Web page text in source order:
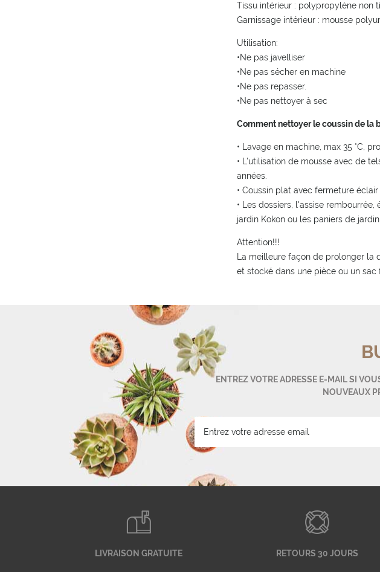
Tissu intérieur : polypropylène non
Garnissage intérieur : mousse
Utilisation:
•Ne pas javelliser
•Ne pas sécher en machine
•Ne pas repasser.
•Ne pas nettoyer à sec
Comment nettoyer le coussin de la
• Lavage en machine, max 35 °C,
• L'utilisation de mousse avec de
années.
• Coussin plat avec fermeture éclair
• Les dossiers, l'assise
jardin Kokon ou les paniers de jardin.
Attention!!!
La meilleure façon de prolonger la
et stocké dans une pièce ou un
ENTREZ VOTRE ADRESSE E-MAIL SI
NOUVEAUX
LIVRAISON GRATUITE RETOURS 30 JOURS